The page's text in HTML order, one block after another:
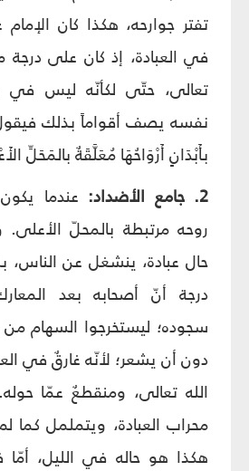
تفتر جوارحه، هكذا كان
في العبادة، إذ كان على درجة
تعالى، حتّى لكأنّه ليس في
نفسه يصف أقواماً بذلك
بأَبْدَانٍ أَرْوَاحُهَا مُعَلَّقَةٌ بالمَحَلِّ
2. جامع الأضداد:
عندما
روحه مرتبطة بالمحلّ
حال عبادة، ينشغل عن
درجة أنّ أصحابه بعد
سجوده؛ ليستخرجوا السهام من
دون أن يشعر؛ لأنّه غارقٌ في
الله تعالى، ومنقطعٌ عمّا
محراب العبادة، ويتململ كما
هكذا هو حاله في الليل، أمّا